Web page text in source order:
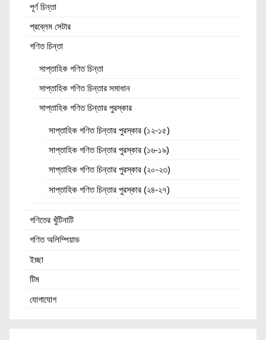
পূর্ণ চিন্তা
প্রব্লেম সেটার
গণিত চিন্তা
সাপ্তাহিক গণিত চিন্তা
সাপ্তাহিক গণিত চিন্তার সমাধান
সাপ্তাহিক গণিত চিন্তার পুরস্কার
সাপ্তাহিক গণিত চিন্তার পুরস্কার (১২-১৫)
সাপ্তাহিক গণিত চিন্তার পুরস্কার (১৬-১৯)
সাপ্তাহিক গণিত চিন্তার পুরস্কার (২০-২৩)
সাপ্তাহিক গণিত চিন্তার পুরস্কার (২৪-২৭)
গণিতের খুঁটিনাটি
গণিত অলিম্পিয়াড
ইচ্ছা
টিম
যোগাযোগ